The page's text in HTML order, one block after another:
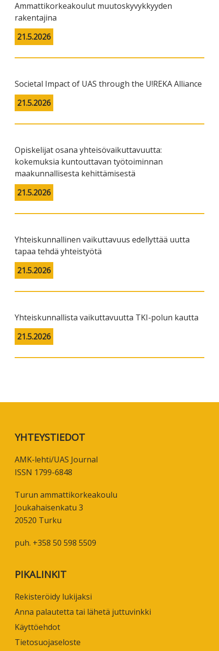
Ammattikorkeakoulut muutoskyvykkyyden
rakentajina
21.5.2026
Societal Impact of UAS through the U!REKA Alliance
21.5.2026
Opiskelijat osana yhteisövaikuttavuutta:
kokemuksia kuntouttavan työtoiminnan
maakunnallisesta kehittämisestä
21.5.2026
Yhteiskunnallinen vaikuttavuus edellyttää uutta
tapaa tehdä yhteistyötä
21.5.2026
Yhteiskunnallista vaikuttavuutta TKI-polun kautta
21.5.2026
Footer
YHTEYSTIEDOT
AMK-lehti/UAS Journal
ISSN 1799-6848
Turun ammattikorkeakoulu
Joukahaisenkatu 3
20520 Turku
puh. +358 50 598 5509
PIKALINKIT
Rekisteröidy lukijaksi
Anna palautetta tai lähetä juttuvinkki
Käyttöehdot
Tietosuojaseloste